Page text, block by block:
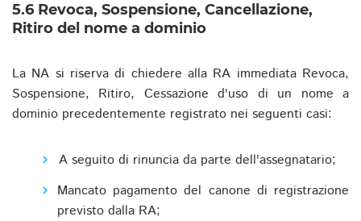
5.6 Revoca, Sospensione, Cancellazione,
Ritiro del nome a dominio
La NA si riserva di chiedere alla RA immediata Revoca,
Sospensione, Ritiro, Cessazione d'uso di un nome a
dominio precedentemente registrato nei seguenti casi:
A seguito di rinuncia da parte dell'assegnatario;
Mancato pagamento del canone di registrazione
previsto dalla RA;